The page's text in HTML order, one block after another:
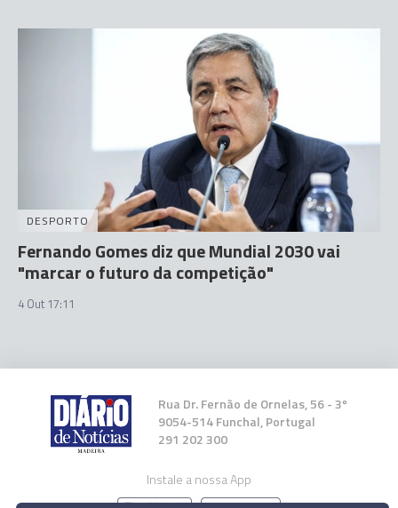
DESPORTO
Fernando Gomes diz que Mundial 2030 vai
"marcar o futuro da competição"
4 Out 17:11
Rua Dr. Fernão de Ornelas, 56 - 3º
9054-514 Funchal, Portugal
291 202 300
Instale a nossa App